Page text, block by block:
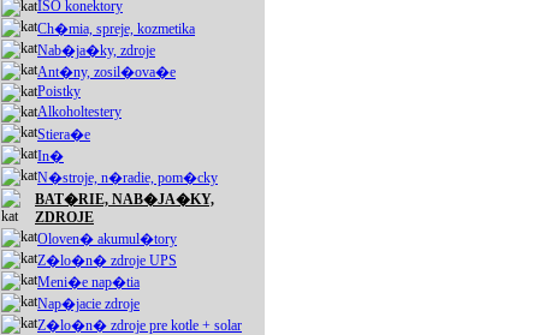
ISO konektory
Ch�mia, spreje, kozmetika
Nab�ja�ky, zdroje
Ant�ny, zosil�ova�e
Poistky
Alkoholtestery
Stiera�e
In�
N�stroje, n�radie, pom�cky
BAT�RIE, NAB�JA�KY,
ZDROJE
Oloven� akumul�tory
Z�lo�n� zdroje UPS
Meni�e nap�tia
Nap�jacie zdroje
Z�lo�n� zdroje pre kotle + solar